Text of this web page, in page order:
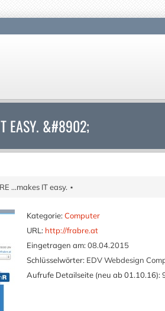
EASY. &#8902;
...makes IT easy. ⋆
Kategorie: Computer
URL: http://frabre.at
Eingetragen am: 08.04.2015
Schlüsselwörter: EDV Webdesign
Aufrufe Detailseite (neu ab 01.10.16):